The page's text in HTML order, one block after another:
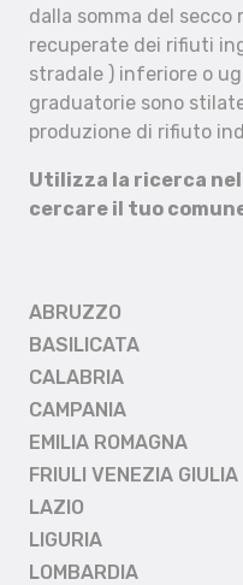
dalla somma del secco
recuperate dei rifiuti
stradale ) inferiore o
graduatorie sono
produzione di rifiuto
Utilizza la ricerca
cercare il tuo
ABRUZZO
BASILICATA
CALABRIA
CAMPANIA
EMILIA ROMAGNA
FRIULI VENEZIA GIULIA
LAZIO
LIGURIA
LOMBARDIA